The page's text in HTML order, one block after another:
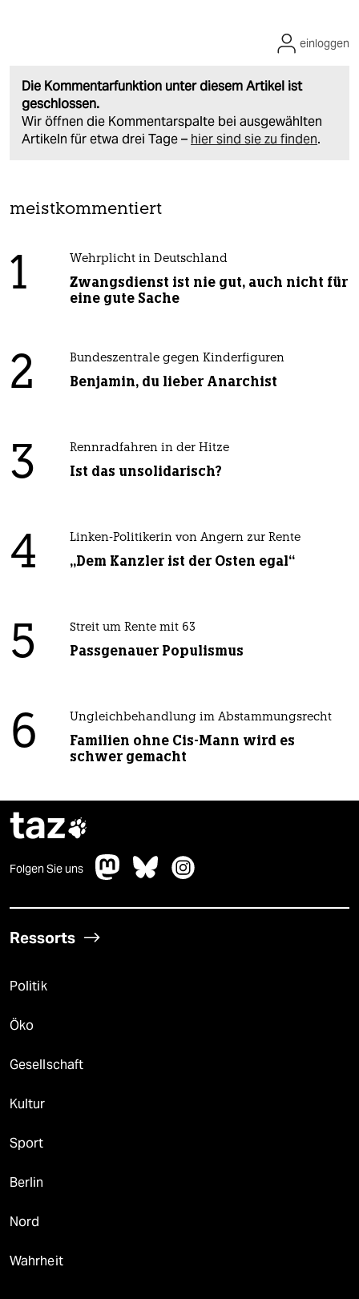
Die Kommentarfunktion unter diesem Artikel ist
geschlossen.
Wir öffnen die Kommentarspalte bei ausgewählten
Artikeln für etwa drei Tage – hier sind sie zu finden.
einloggen
meistkommentiert
1 Wehrplicht in Deutschland
Zwangsdienst ist nie gut, auch nicht für
eine gute Sache
2 Bundeszentrale gegen Kinderfiguren
Benjamin, du lieber Anarchist
3 Rennradfahren in der Hitze
Ist das unsolidarisch?
4 Linken-Politikerin von Angern zur Rente
„Dem Kanzler ist der Osten egal“
5 Streit um Rente mit 63
Passgenauer Populismus
6 Ungleichbehandlung im Abstammungsrecht
Familien ohne Cis-Mann wird es
schwer gemacht
taz
Folgen Sie uns
Ressorts
Politik
Öko
Gesellschaft
Kultur
Sport
Berlin
Nord
Wahrheit